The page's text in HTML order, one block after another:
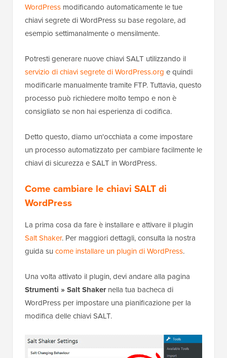
WordPress modificando automaticamente le tue
chiavi segrete di WordPress su base regolare, ad
esempio settimanalmente o mensilmente.
Potresti generare nuove chiavi SALT utilizzando il
servizio di chiavi segrete di WordPress.org e quindi
modificarle manualmente tramite FTP. Tuttavia, questo
processo può richiedere molto tempo e non è
consigliato se non hai esperienza di codifica.
Detto questo, diamo un'occhiata a come impostare
un processo automatizzato per cambiare facilmente le
chiavi di sicurezza e SALT in WordPress.
Come cambiare le chiavi SALT di
WordPress
La prima cosa da fare è installare e attivare il plugin
Salt Shaker. Per maggiori dettagli, consulta la nostra
guida su come installare un plugin di WordPress.
Una volta attivato il plugin, devi andare alla pagina
Strumenti » Salt Shakernella tua bacheca di
WordPress per impostare una pianificazione per la
modifica delle chiavi SALT.